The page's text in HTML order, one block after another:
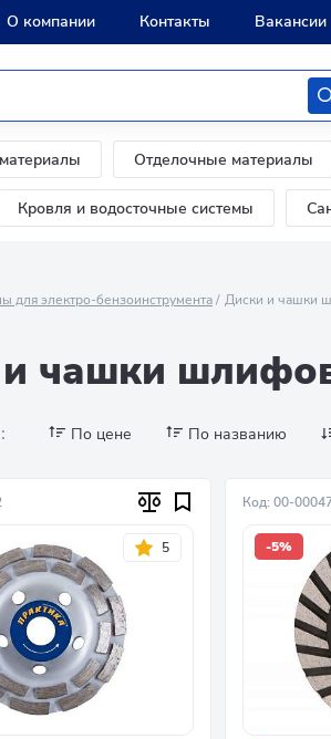
О компании Контакты Вакансии
Отделочные материалы
Кровля и водосточные системы
для электро-бензоинструмента Диски и чашки
чашки
По цене По названию
5
Код: 00-
-5%